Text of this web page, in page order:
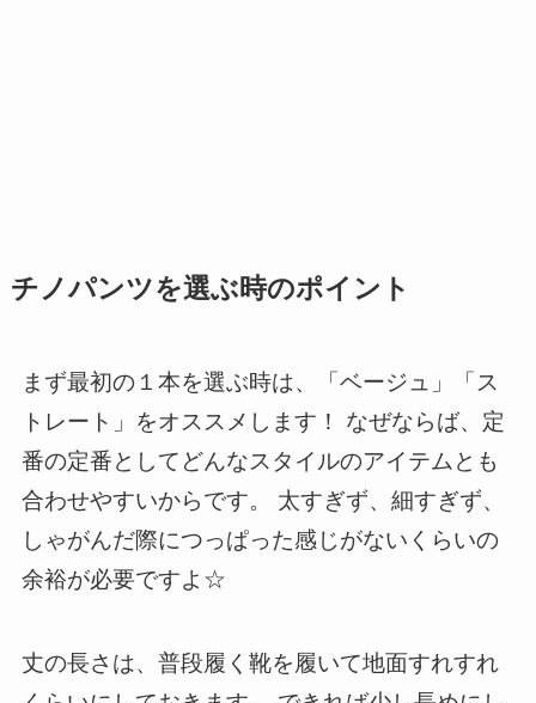
チノパンツを選ぶ時のポイント
まず最初の１本を選ぶ時は、「ベージュ」「ス
トレート」をオススメします！
なぜならば、定
番の定番としてどんなスタイルのアイテムとも
合わせやすいからです。 太すぎず、細すぎず、
しゃがんだ際につっぱった感じがないくらいの
余裕が必要ですよ☆
丈の長さは、普段履く靴を履いて地面すれすれ